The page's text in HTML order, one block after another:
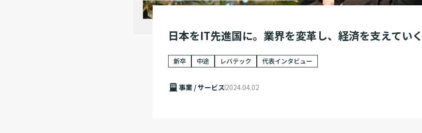
日本をIT先進国に。業界を変革し、経済を支えていく
新卒 中途 レバテック 代表インタビュー
事業 / サービス2024.04.02